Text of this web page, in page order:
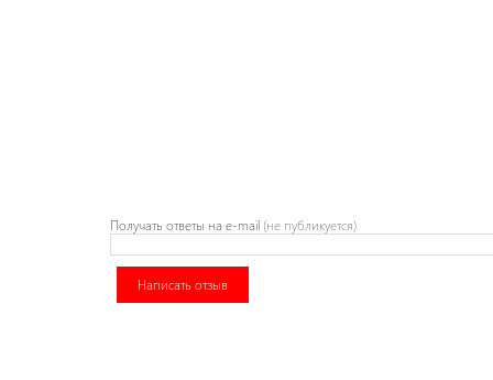
Получать ответы на e-mail (не публикуется)
Написать отзыв